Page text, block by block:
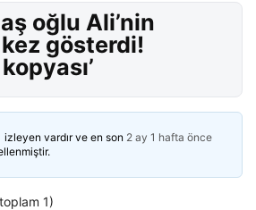
oğlu Ali’nin
gösterdi!
izleyen vardır ve en son 2 ay 1 hafta önce
1)